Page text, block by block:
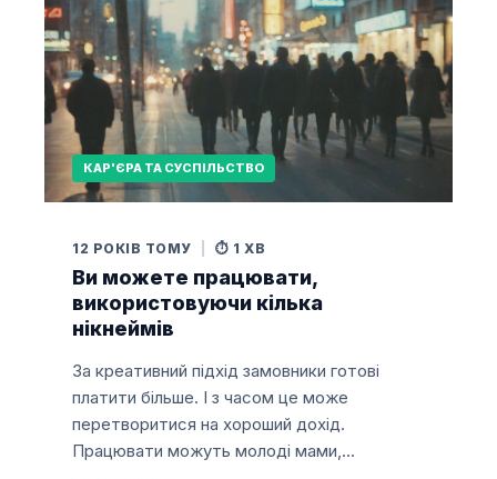
КАР'ЄРА ТА СУСПІЛЬСТВО
12 РОКІВ ТОМУ ⏱️ 1 ХВ
Ви можете працювати,
використовуючи кілька
нікнеймів
За креативний підхід замовники готові
платити більше. І з часом це може
перетворитися на хороший дохід.
Працювати можуть молоді мами,…